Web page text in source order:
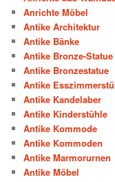
Anrichte Möbel
Antike Architektur
Antike Bänke
Antike Bronze-Statue
Antike Bronzestatue
Antike
Antike Kandelaber
Antike Kinderstühle
Antike Kommode
Antike Kommoden
Antike Marmorurnen
Antike Möbel